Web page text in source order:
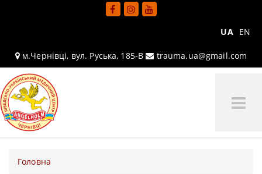
UA EN
м.Чернівці, вул. Руська, 185-В trauma.ua@gmail.com
Головна